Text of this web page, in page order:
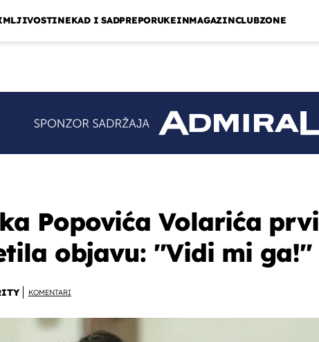
NEKAD I SADPREPORUKEINMAGAZINCLUBZONE
Popovića Volarića prvi
objavu: ''Vidi mi ga!''
KOMENTARI